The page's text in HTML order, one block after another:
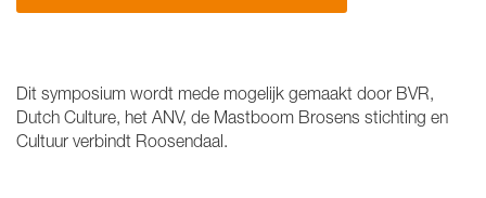
Dit symposium wordt mede mogelijk gemaakt door BVR,
Dutch Culture, het ANV, de Mastboom Brosens stichting en
Cultuur verbindt Roosendaal.